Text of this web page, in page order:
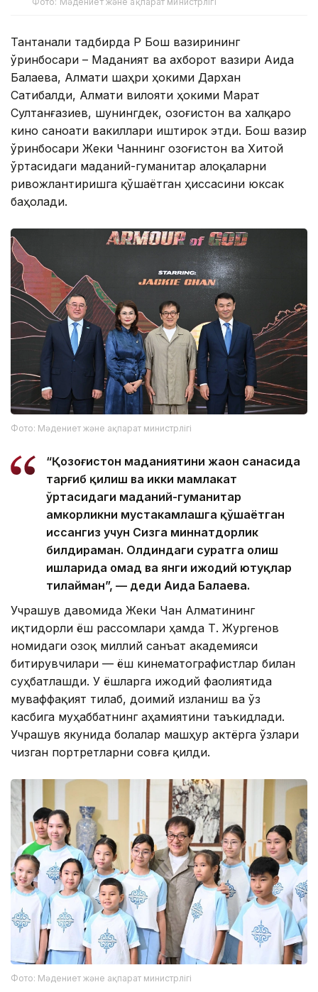
Тантанали тадбирда ҚР Бош вазирининг
ўринбосари – Маданият ва ахборот вазири Аида
Балаева, Алмати шаҳри ҳокими Дархан
Сатибалди, Алмати вилояти ҳокими Марат
Султанғазиев, шунингдек, Қозоғистон ва халқаро
кино саноати вакиллари иштирок этди. Бош вазир
ўринбосари Жеки Чаннинг Қозоғистон ва Хитой
ўртасидаги маданий-гуманитар алоқаларни
ривожлантиришга қўшаётган ҳиссасини юксак
баҳолади.
Фото: Мәдениет және ақпарат министрлігі
“Қозоғистон маданиятини жаҳон саҳнасида
тарғиб қилиш ва икки мамлакат
ўртасидаги маданий-гуманитар
ҳамкорликни мустаҳкамлашга қўшаётган
ҳиссангиз учун Сизга миннатдорлик
билдираман. Олдиндаги суратга олиш
ишларида омад ва янги ижодий ютуқлар
тилайман”, — деди Аида Балаева.
Учрашув давомида Жеки Чан Алматининг
иқтидорли ёш рассомлари ҳамда Т. Жургенов
номидаги Қозоқ миллий санъат академияси
битирувчилари — ёш кинематографистлар билан
суҳбатлашди. У ёшларга ижодий фаолиятида
муваффақият тилаб, доимий изланиш ва ўз
касбига муҳаббатнинг аҳамиятини таъкидлади.
Учрашув якунида болалар машҳур актёрга ўзлари
чизган портретларни совға қилди.
Фото: Мәдениет және ақпарат министрлігі